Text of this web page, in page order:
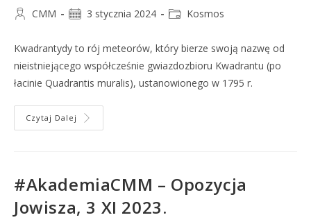
CMM 3 stycznia 2024 Kosmos
Kwadrantydy to rój meteorów, który bierze swoją nazwę od
nieistniejącego współcześnie gwiazdozbioru Kwadrantu (po
łacinie Quadrantis muralis), ustanowionego w 1795 r.
Czytaj Dalej
#AkademiaCMM – Opozycja
Jowisza, 3 XI 2023.